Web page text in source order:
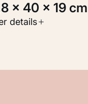
× 40 × 19 cm
werk
details